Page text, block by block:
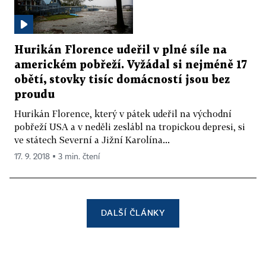
Hurikán Florence udeřil v plné síle na
americkém pobřeží. Vyžádal si nejméně 17
obětí, stovky tisíc domácností jsou bez
proudu
Hurikán Florence, který v pátek udeřil na východní
pobřeží USA a v neděli zeslábl na tropickou depresi, si
ve státech Severní a Jižní Karolína...
17. 9. 2018 ▪ 3 min. čtení
DALŠÍ ČLÁNKY